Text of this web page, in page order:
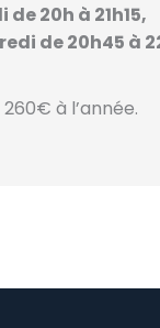
de 20h à 21h15,
de 20h45 à
260€ à l’année.